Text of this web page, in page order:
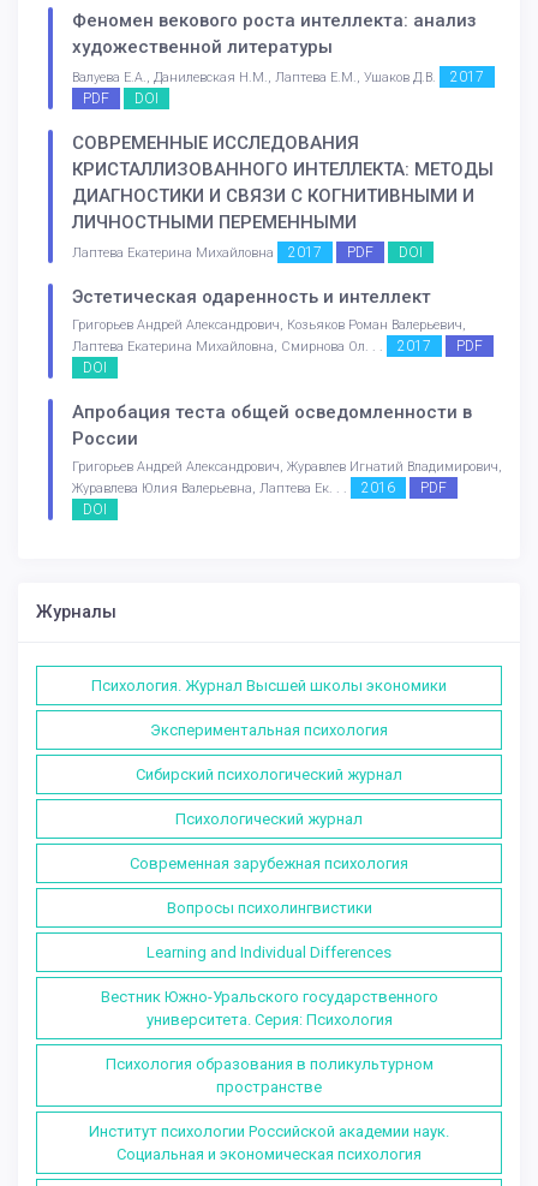
Феномен векового роста интеллекта: анализ
художественной литературы
Валуева Е.А., Данилевская Н.М., Лаптева Е.М., Ушаков Д.В.
2017
PDF
DOI
СОВРЕМЕННЫЕ ИССЛЕДОВАНИЯ
КРИСТАЛЛИЗОВАННОГО ИНТЕЛЛЕКТА: МЕТОДЫ
ДИАГНОСТИКИ И СВЯЗИ С КОГНИТИВНЫМИ И
ЛИЧНОСТНЫМИ ПЕРЕМЕННЫМИ
Лаптева Екатерина Михайловна 2017 PDF DOI
Эстетическая одаренность и интеллект
Григорьев Андрей Александрович, Козьяков Роман Валерьевич,
Лаптева Екатерина Михайловна, Смирнова Ол. . .
2017
PDF
DOI
Апробация теста общей осведомленности в
России
Григорьев Андрей Александрович, Журавлев Игнатий Владимирович,
Журавлева Юлия Валерьевна, Лаптева Ек. . .
2016
PDF
DOI
Журналы
Психология. Журнал Высшей школы экономики
Экспериментальная психология
Сибирский психологический журнал
Психологический журнал
Современная зарубежная психология
Вопросы психолингвистики
Learning and Individual Differences
Вестник Южно-Уральского государственного
университета. Серия: Психология
Психология образования в поликультурном
пространстве
Институт психологии Российской академии наук.
Социальная и экономическая психология